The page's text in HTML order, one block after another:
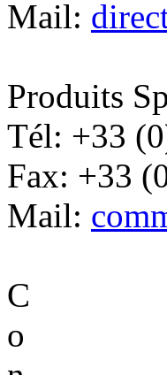
Mail:
Produits
Tél: +33
Fax: +33
Mail:
C
o